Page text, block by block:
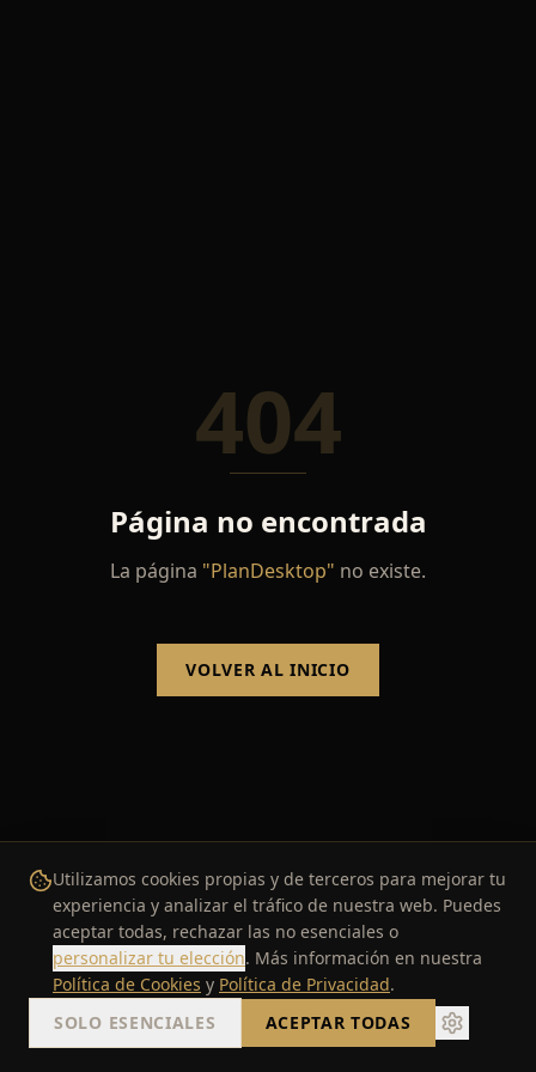
404
Página no encontrada
La página "PlanDesktop" no existe.
VOLVER AL INICIO
Utilizamos cookies propias y de terceros para mejorar tu
experiencia y analizar el tráfico de nuestra web. Puedes
aceptar todas, rechazar las no esenciales o
personalizar tu elección. Más información en nuestra
Política de Cookies y Política de Privacidad.
SOLO ESENCIALES
ACEPTAR TODAS